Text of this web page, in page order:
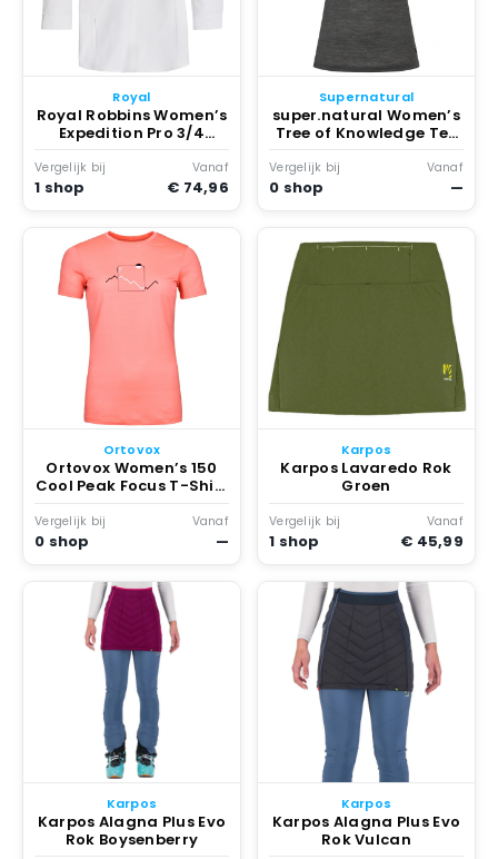
Royal
Royal Robbins Women’s
Expedition Pro 3/4
Sleeve Blouse Wit
Vergelijk bij
1 shop
Vanaf
€ 74,96
Supernatural
super.natural Women’s
Tree of Knowledge Tee
Merinoshirt Grijs
Vergelijk bij
0 shop
Vanaf
—
Ortovox
Ortovox Women’s 150
Cool Peak Focus T-Shirt
Merinoshirt Rood
Vergelijk bij
0 shop
Vanaf
—
Karpos
Karpos Lavaredo Rok
Groen
Vergelijk bij
1 shop
Vanaf
€ 45,99
Karpos
Karpos Alagna Plus Evo
Rok Boysenberry
Karpos
Karpos Alagna Plus Evo
Rok Vulcan